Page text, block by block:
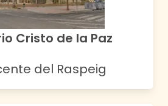
Cristo de la Paz
del Raspeig